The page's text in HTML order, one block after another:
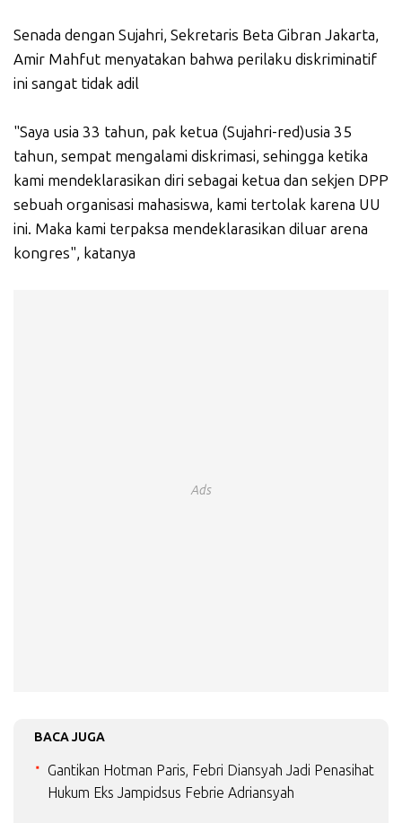
Senada dengan Sujahri, Sekretaris Beta Gibran Jakarta,
Amir Mahfut menyatakan bahwa perilaku diskriminatif
ini sangat tidak adil
"Saya usia 33 tahun, pak ketua (Sujahri-red)usia 35
tahun, sempat mengalami diskrimasi, sehingga ketika
kami mendeklarasikan diri sebagai ketua dan sekjen DPP
sebuah organisasi mahasiswa, kami tertolak karena UU
ini. Maka kami terpaksa mendeklarasikan diluar arena
kongres", katanya
Ads
BACA JUGA
Gantikan Hotman Paris, Febri Diansyah Jadi Penasihat
Hukum Eks Jampidsus Febrie Adriansyah